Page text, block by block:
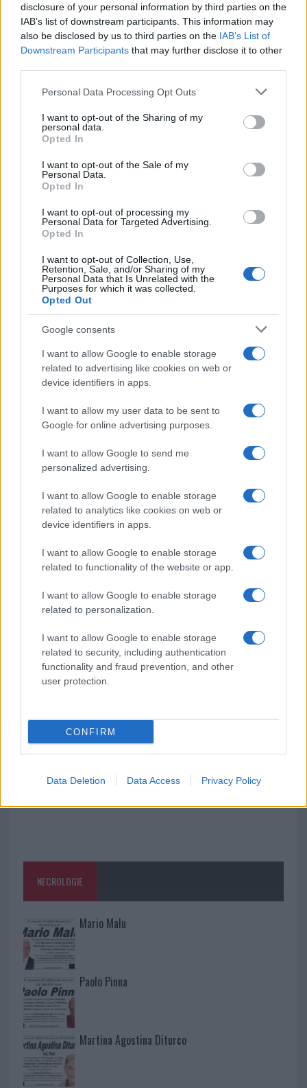
disclosure of your personal information by third parties on the
IAB’s list of downstream participants. This information may
also be disclosed by us to third parties on the IAB’s List of
Downstream Participants that may further disclose it to other
Please note that this website/app uses one or more Google
not limited to your visit or usage behaviour. You may click to
grant or deny consent to Google and its third-party tags to
use your data for below specified purposes in below Google
consent section.
Personal Data Processing Opt Outs
I want to opt-out of the Sharing of my
personal data.
Opted In
I want to opt-out of the Sale of my
Personal Data.
Opted In
I want to opt-out of processing my
Personal Data for Targeted Advertising.
Opted In
I want to opt-out of Collection, Use,
Retention, Sale, and/or Sharing of my
Personal Data that Is Unrelated with the
Purposes for which it was collected.
Opted Out
Google consents
I want to allow Google to enable storage
related to advertising like cookies on web or
device identifiers in apps.
I want to allow my user data to be sent to
Google for online advertising purposes.
I want to allow Google to send me
personalized advertising.
I want to allow Google to enable storage
related to analytics like cookies on web or
device identifiers in apps.
I want to allow Google to enable storage
related to functionality of the website or app.
I want to allow Google to enable storage
related to personalization.
I want to allow Google to enable storage
related to security, including authentication
functionality and fraud prevention, and other
user protection.
CONFIRM
Data Deletion Data Access Privacy Policy
Ricevi le nostre ultime news
daGoogle News
Condividi l'articolo
F
a
ce
b
o
o
k
T
w
it
te
r
Pi
te
st
W
at
A
p
p
S
a
Articolo precedente
NOTIZIE RECENTI
Gallura
vivo: un amico vip svela come fa
Calangianus, dopo le polemiche il centro
accoglienza minori chiude
Olbia, divieto di sosta contro spaccio e degrado:
esplode la protesta
Pausa caffè impeccabile: come scegliere la
soluzione ideale per la casa e l’ufficio
Monte Pino, la fine di un lungo dolore: storia e
rinascita della strada che segnò la Gallura
Raid nelle campagne di Berchidda, rischio per
NECROLOGIE
Mario Malu
Paolo Pinna
Martina Agostina Diturco